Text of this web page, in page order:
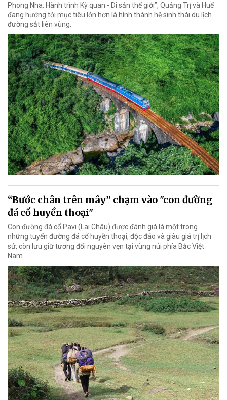
Phong Nha: Hành trình Kỳ quan - Di sản thế giới”, Quảng Trị và Huế
đang hướng tới mục tiêu lớn hơn là hình thành hệ sinh thái du lịch
đường sắt liên vùng.
“Bước chân trên mây” chạm vào "con đường
đá cổ huyền thoại"
Con đường đá cổ Pavi (Lai Châu) được đánh giá là một trong
những tuyến đường đá cổ huyền thoại, độc đáo và giàu giá trị lịch
sử, còn lưu giữ tương đối nguyên vẹn tại vùng núi phía Bắc Việt
Nam.